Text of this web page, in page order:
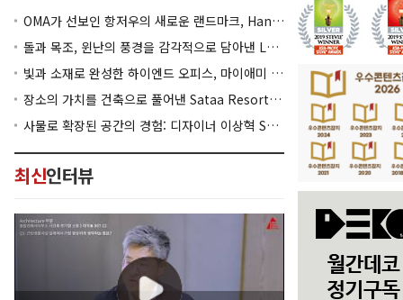
OMA가 선보인 항저우의 새로운 랜드마크, Hangzhou Prism
돌과 목조, 윈난의 풍경을 감각적으로 담아낸 Lan Bistro Yunnan Restaurant
빛과 소재로 완성한 하이엔드 오피스, 마이애미 830 Brickell
장소의 가치를 건축으로 풀어낸 Sataa Resort Nan
사물로 확장된 공간의 경험: 디자이너 이상혁 SANGHYEOK LEE
최신인터뷰